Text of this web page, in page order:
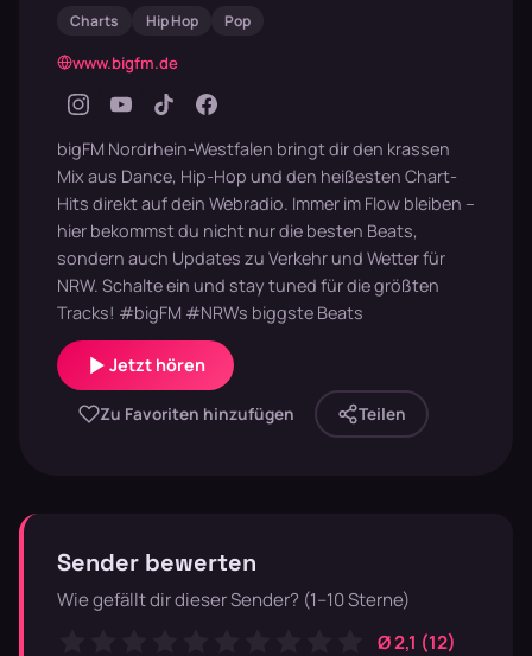
Charts Hip Hop Pop
www.bigfm.de
bigFM Nordrhein-Westfalen bringt dir den krassen
Mix aus Dance, Hip-Hop und den heißesten Chart-
Hits direkt auf dein Webradio. Immer im Flow bleiben –
hier bekommst du nicht nur die besten Beats,
sondern auch Updates zu Verkehr und Wetter für
NRW. Schalte ein und stay tuned für die größten
Tracks! #bigFM #NRWs biggste Beats
Jetzt hören
Zu Favoriten hinzufügen Teilen
Sender bewerten
Wie gefällt dir dieser Sender? (1–10 Sterne)
Ø 2,1 (12)